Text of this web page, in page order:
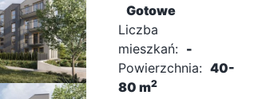
Gotowe
Liczba
mieszkań: -
Powierzchnia: 40-
80 m2